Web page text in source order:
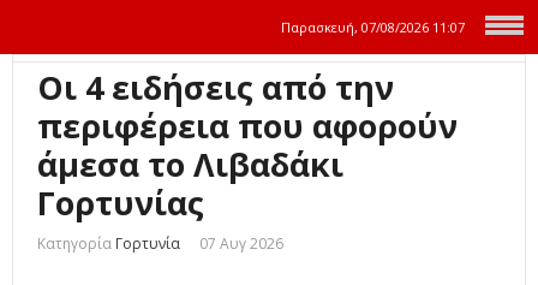
Παρασκευή, 07/08/2026 11:07
Οι 4 ειδήσεις από την
περιφέρεια που αφορούν
άμεσα το Λιβαδάκι
Γορτυνίας
Κατηγορία Γορτυνία 07 Αυγ 2026